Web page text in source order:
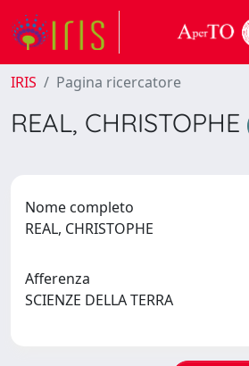
IRIS Pagina ricercatore
REAL, CHRISTOPHE
Nome completo
REAL, CHRISTOPHE
Afferenza
SCIENZE DELLA TERRA